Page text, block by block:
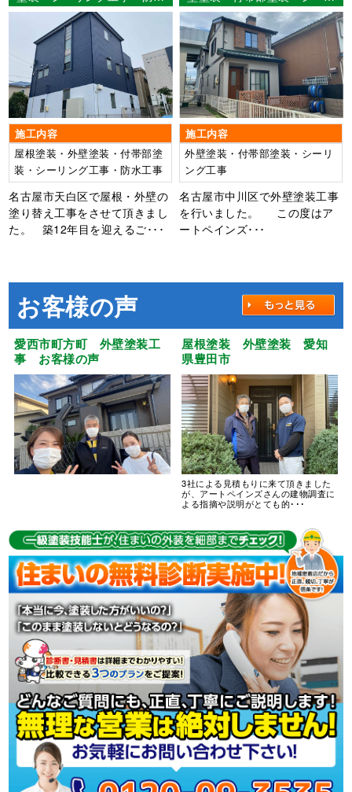
工事 名古屋市天白区 O様
邸
施工内容
屋根塗装・外壁塗装・付帯部塗
装・シーリング工事・防水工事
名古屋市天白区で屋根・外壁の
塗り替え工事をさせて頂きまし
た。 築12年目を迎えるご･･･
ング工事 【使用塗料】外
壁：超低汚染ﾘﾌｧｲﾝ 1000Si-
IR
施工内容
外壁塗装・付帯部塗装・シーリ
ング工事
名古屋市中川区で外壁塗装工事
を行いました。 この度はア
ートペインズ･･･
お客様の声
愛西市町方町 外壁塗装工
事 お客様の声
屋根塗装 外壁塗装 愛知
県豊田市
3社による見積もりに来て頂きました
が、アートペインズさんの建物調査に
よる指摘や説明がとても的･･･